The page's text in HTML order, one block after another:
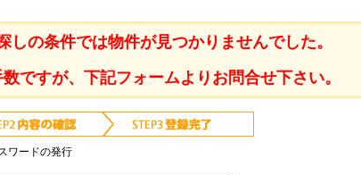
しの条件では物件が見つかりませんでした。
数ですが、下記フォームよりお問合せ下さい。
ワードの発行